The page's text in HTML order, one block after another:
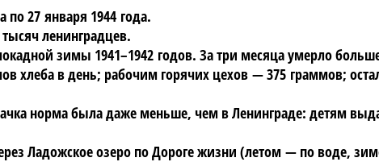
по 27 января 1944 года.
ленинградцев.
зимы 1941–1942 годов. За три месяца умерло
хлеба в день; рабочим горячих цехов — 375 граммов;
норма была даже меньше, чем в Ленинграде: детям
Ладожское озеро по Дороге жизни (летом — по воде,